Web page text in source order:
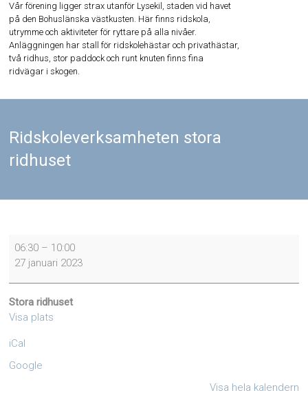
Vår förening ligger strax utanför Lysekil, staden vid havet
på den Bohuslänska västkusten. Här finns ridskola,
utrymme och aktiviteter för ryttare på alla nivåer.
Anläggningen har stall för ridskolehästar och privathästar,
två ridhus, stor paddock och runt knuten finns fina
ridvägar i skogen.
Ridskoleverksamheten stora
ridhuset
Ridskoleverksamheten
stora
ridhuset
06:30 – 10:00
27 januari 2023
Stora ridhuset
Visa plats
iCal
Google
Visa hela kalendern